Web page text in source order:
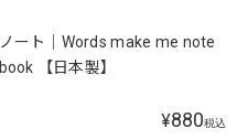
ノート｜Words make me note
book 【日本製】
¥880税込